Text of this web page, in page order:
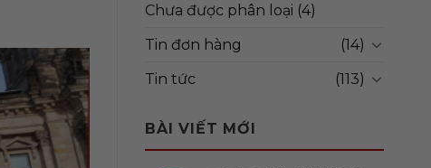
Chưa được phân loại (4)
Tin đơn hàng
(14)
Tin tức
(113)
BÀI VIẾT MỚI